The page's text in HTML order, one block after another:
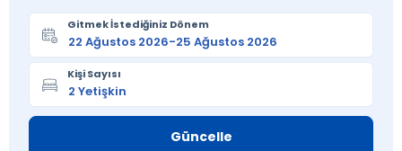
Gitmek İstediğiniz Dönem
Kişi Sayısı
Güncelle